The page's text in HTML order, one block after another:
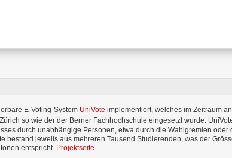
E-Voting-System UniVote implementiert, welches im Zeitraum
so wie der der Berner Fachhochschule eingesetzt wurde.
durch unabhängige Personen, etwa durch die Wahlgremien
bestand jeweils aus mehreren Tausend Studierenden, was der
entspricht. Projektseite...